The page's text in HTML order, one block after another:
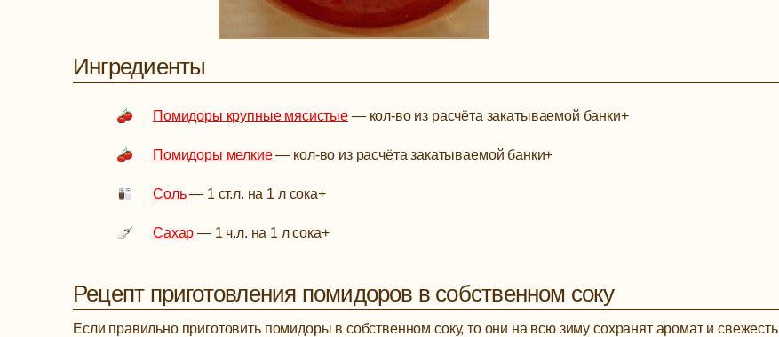
Ингредиенты
Помидоры крупные мясистые — кол-во из расчёта закатываемой банки+
Помидоры мелкие— кол-во из расчёта закатываемой банки+
Соль— 1 ст.л. на 1 л сока+
Сахар — 1 ч.л. на 1 л сока+
Рецепт приготовления помидоров в собственном соку
Если правильно приготовить помидоры в собственном соку, то они на всю зиму сохранят аромат и свежесть